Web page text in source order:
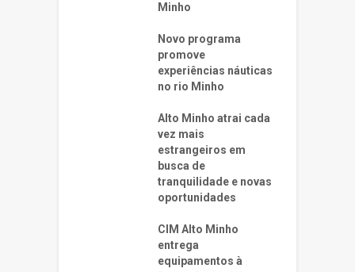
Minho
Novo programa
promove
experiências náuticas
no rio Minho
Alto Minho atrai cada
vez mais
estrangeiros em
busca de
tranquilidade e novas
oportunidades
CIM Alto Minho
entrega
equipamentos à